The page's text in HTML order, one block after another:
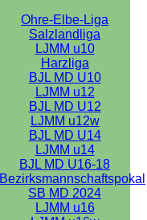
Ohre-Elbe-Liga
Salzlandliga
LJMM u10
Harzliga
BJL MD U10
LJMM u12
BJL MD U12
LJMM u12w
BJL MD U14
LJMM u14
BJL MD U16-18
Bezirksmannschaftspokal
SB MD 2024
LJMM u16